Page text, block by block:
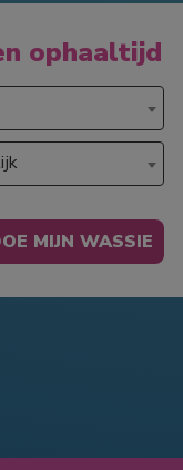
ophaaltijd